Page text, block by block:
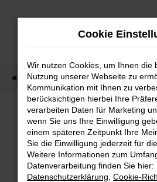
Zum
Startseite PKW Fahrzeugsuche
FEHLER: NETWORK
Beim Laden ist ein Fehler
Hier sind ein paar Tipps, die dir
Cookie
Wir nutzen Cookies, um Ihnen die
Nutzung unserer Webseite zu
Kommunikation mit Ihnen zu
berücksichtigen hierbei Ihre
verarbeiten Daten für Marketing
wenn Sie uns Ihre Einwilligung
einem späteren Zeitpunkt Ihre
Sie die Einwilligung jederzeit für
Weitere Informationen zum
Datenverarbeitung finden Sie hier:
Datenschutzerklärung Cookie-